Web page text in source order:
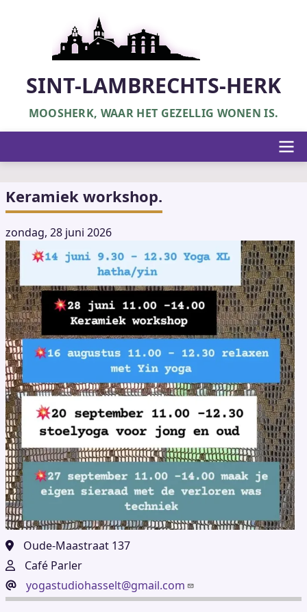
SINT-LAMBRECHTS-HERK
MOOSHERK, WAAR HET GEZELLIG WONEN IS.
Keramiek workshop.
zondag, 28 juni 2026
Oude-Maastraat 137
Café Parler
yogastudiohasselt@gmail.com